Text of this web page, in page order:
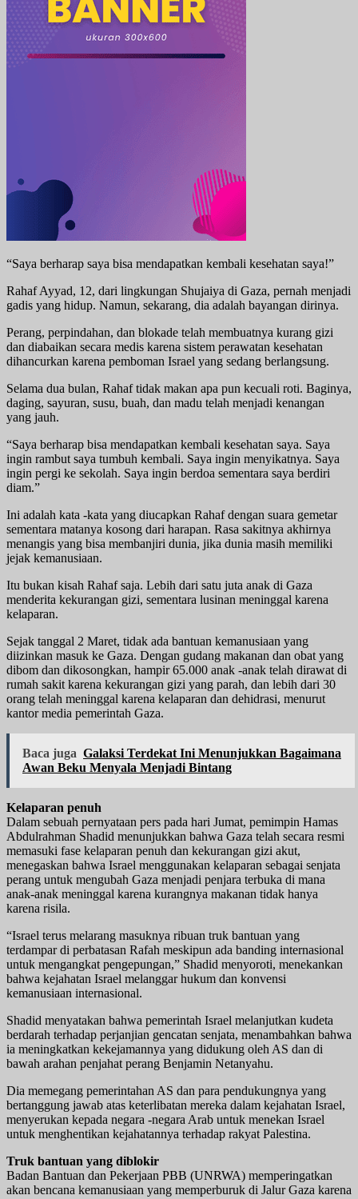
“Saya berharap saya bisa mendapatkan kembali kesehatan saya!”
Rahaf Ayyad, 12, dari lingkungan Shujaiya di Gaza, pernah menjadi
gadis yang hidup. Namun, sekarang, dia adalah bayangan dirinya.
Perang, perpindahan, dan blokade telah membuatnya kurang gizi
dan diabaikan secara medis karena sistem perawatan kesehatan
dihancurkan karena pemboman Israel yang sedang berlangsung.
Selama dua bulan, Rahaf tidak makan apa pun kecuali roti. Baginya,
daging, sayuran, susu, buah, dan madu telah menjadi kenangan
yang jauh.
“Saya berharap bisa mendapatkan kembali kesehatan saya. Saya
ingin rambut saya tumbuh kembali. Saya ingin menyikatnya. Saya
ingin pergi ke sekolah. Saya ingin berdoa sementara saya berdiri
diam.”
Ini adalah kata -kata yang diucapkan Rahaf dengan suara gemetar
sementara matanya kosong dari harapan. Rasa sakitnya akhirnya
menangis yang bisa membanjiri dunia, jika dunia masih memiliki
jejak kemanusiaan.
Itu bukan kisah Rahaf saja. Lebih dari satu juta anak di Gaza
menderita kekurangan gizi, sementara lusinan meninggal karena
kelaparan.
Sejak tanggal 2 Maret, tidak ada bantuan kemanusiaan yang
diizinkan masuk ke Gaza. Dengan gudang makanan dan obat yang
dibom dan dikosongkan, hampir 65.000 anak -anak telah dirawat di
rumah sakit karena kekurangan gizi yang parah, dan lebih dari 30
orang telah meninggal karena kelaparan dan dehidrasi, menurut
kantor media pemerintah Gaza.
Baca juga Galaksi Terdekat Ini Menunjukkan Bagaimana
Awan Beku Menyala Menjadi Bintang
Kelaparan penuh
Dalam sebuah pernyataan pers pada hari Jumat, pemimpin Hamas
Abdulrahman Shadid menunjukkan bahwa Gaza telah secara resmi
memasuki fase kelaparan penuh dan kekurangan gizi akut,
menegaskan bahwa Israel menggunakan kelaparan sebagai senjata
perang untuk mengubah Gaza menjadi penjara terbuka di mana
anak-anak meninggal karena kurangnya makanan tidak hanya
karena risila.
“Israel terus melarang masuknya ribuan truk bantuan yang
terdampar di perbatasan Rafah meskipun ada banding internasional
untuk mengangkat pengepungan,” Shadid menyoroti, menekankan
bahwa kejahatan Israel melanggar hukum dan konvensi
kemanusiaan internasional.
Shadid menyatakan bahwa pemerintah Israel melanjutkan kudeta
berdarah terhadap perjanjian gencatan senjata, menambahkan bahwa
ia meningkatkan kekejamannya yang didukung oleh AS dan di
bawah arahan penjahat perang Benjamin Netanyahu.
Dia memegang pemerintahan AS dan para pendukungnya yang
bertanggung jawab atas keterlibatan mereka dalam kejahatan Israel,
menyerukan kepada negara -negara Arab untuk menekan Israel
untuk menghentikan kejahatannya terhadap rakyat Palestina.
Truk bantuan yang diblokir
Badan Bantuan dan Pekerjaan PBB (UNRWA) memperingatkan
akan bencana kemanusiaan yang memperburuk di Jalur Gaza karena